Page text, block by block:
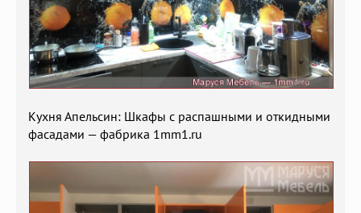
Кухня Апельсин: Шкафы с распашными и откидными
фасадами — фабрика 1mm1.ru